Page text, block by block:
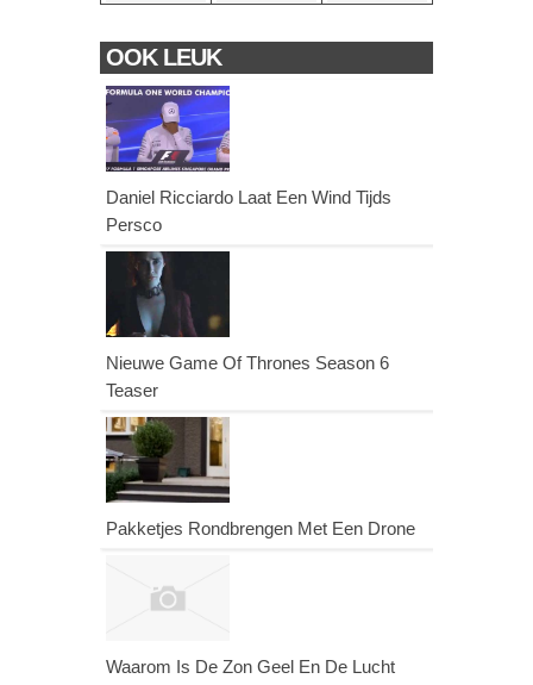
OOK LEUK
Daniel Ricciardo Laat Een Wind Tijds
Persco
Nieuwe Game Of Thrones Season 6
Teaser
Pakketjes Rondbrengen Met Een Drone
Waarom Is De Zon Geel En De Lucht